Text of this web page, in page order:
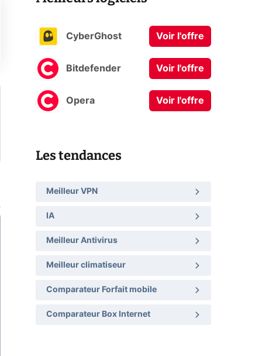
CyberGhost Voir l'offre
Bitdefender Voir l'offre
Opera Voir l'offre
Les tendances
Meilleur VPN
IA
Meilleur Antivirus
Meilleur climatiseur
Comparateur Forfait mobile
Comparateur Box Internet